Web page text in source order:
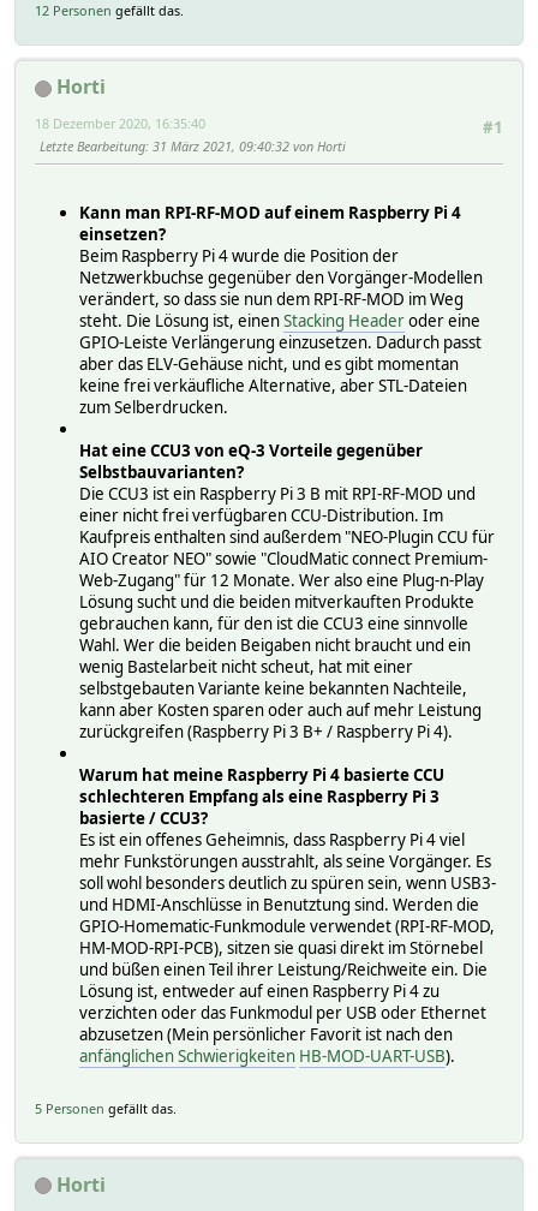
12 Personen gefällt das.
Horti
#1
18 Dezember 2020, 16:35:40
Letzte Bearbeitung: 31 März 2021, 09:40:32 von Horti
Kann man RPI-RF-MOD auf einem Raspberry Pi 4
einsetzen?
Beim Raspberry Pi 4 wurde die Position der
Netzwerkbuchse gegenüber den Vorgänger-Modellen
verändert, so dass sie nun dem RPI-RF-MOD im Weg
steht. Die Lösung ist, einenStacking Headeroder eine
GPIO-Leiste Verlängerung einzusetzen. Dadurch passt
aber das ELV-Gehäuse nicht, und es gibt momentan
keine frei verkäufliche Alternative, aber STL-Dateien
zum Selberdrucken.
Hat eine CCU3 von eQ-3 Vorteile gegenüber
Selbstbauvarianten?
Die CCU3 ist ein Raspberry Pi 3 B mit RPI-RF-MOD und
einer nicht frei verfügbaren CCU-Distribution. Im
Kaufpreis enthalten sind außerdem "NEO-Plugin CCU für
AIO Creator NEO" sowie "CloudMatic connect Premium-
Web-Zugang" für 12 Monate. Wer also eine Plug-n-Play
Lösung sucht und die beiden mitverkauften Produkte
gebrauchen kann, für den ist die CCU3 eine sinnvolle
Wahl. Wer die beiden Beigaben nicht braucht und ein
wenig Bastelarbeit nicht scheut, hat mit einer
selbstgebauten Variante keine bekannten Nachteile,
kann aber Kosten sparen oder auch auf mehr Leistung
zurückgreifen (Raspberry Pi 3 B+ / Raspberry Pi 4).
Warum hat meine Raspberry Pi 4 basierte CCU
schlechteren Empfang als eine Raspberry Pi 3
basierte / CCU3?
Es ist ein offenes Geheimnis, dass Raspberry Pi 4 viel
mehr Funkstörungen ausstrahlt, als seine Vorgänger. Es
soll wohl besonders deutlich zu spüren sein, wenn USB3-
und HDMI-Anschlüsse in Benutztung sind. Werden die
GPIO-Homematic-Funkmodule verwendet (RPI-RF-MOD,
HM-MOD-RPI-PCB), sitzen sie quasi direkt im Störnebel
und büßen einen Teil ihrer Leistung/Reichweite ein. Die
Lösung ist, entweder auf einen Raspberry Pi 4 zu
verzichten oder das Funkmodul per USB oder Ethernet
abzusetzen (Mein persönlicher Favorit ist nach den
anfänglichen Schwierigkeiten HB-MOD-UART-USB).
5 Personen gefällt das.
Horti